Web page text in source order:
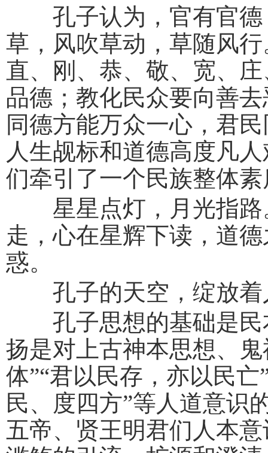
孔子认为，官有官德
草，风吹草动，草随风
直、刚、恭、敬、宽、
品德；教化民众要向善
同德方能万众一心，君
人生觇标和道德高度凡
们牵引了一个民族整体
星星点灯，月光指路
走，心在星辉下读，道
惑。
孔子的天空，绽放着
孔子思想的基础是民
扬是对上古神本思想、
体”“君以民存，亦以民
民、度四方”等人道意识
五帝、贤王明君们人本